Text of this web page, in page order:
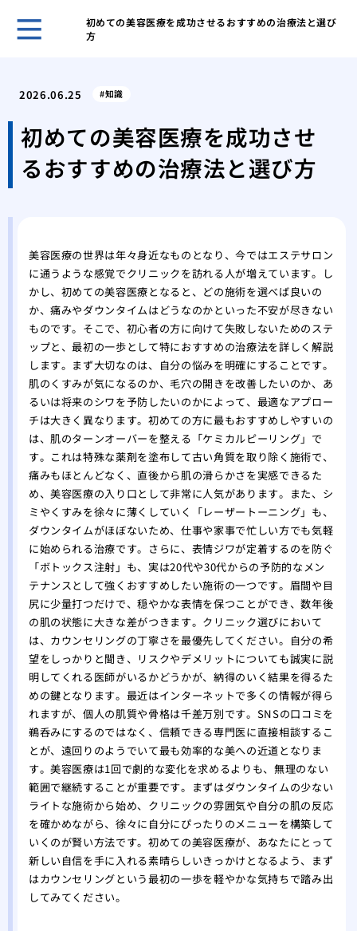
初めての美容医療を成功させるおすすめの治療法と選び
方
の
肌
脱
のこ
2026.06.25 知識
初めての美容医療を成功させ
るおすすめの治療法と選び方
美容医療の世界は年々身近なものとなり、今ではエステサロン
に通うような感覚でクリニックを訪れる人が増えています。し
かし、初めての美容医療となると、どの施術を選べば良いの
か、痛みやダウンタイムはどうなのかといった不安が尽きない
ものです。そこで、初心者の方に向けて失敗しないためのステ
ップと、最初の一歩として特におすすめの治療法を詳しく解説
します。まず大切なのは、自分の悩みを明確にすることです。
肌のくすみが気になるのか、毛穴の開きを改善したいのか、あ
るいは将来のシワを予防したいのかによって、最適なアプロー
チは大きく異なります。初めての方に最もおすすめしやすいの
は、肌のターンオーバーを整える「ケミカルピーリング」で
す。これは特殊な薬剤を塗布して古い角質を取り除く施術で、
痛みもほとんどなく、直後から肌の滑らかさを実感できるた
め、美容医療の入り口として非常に人気があります。また、シ
ミやくすみを徐々に薄くしていく「レーザートーニング」も、
ダウンタイムがほぼないため、仕事や家事で忙しい方でも気軽
に始められる治療です。さらに、表情ジワが定着するのを防ぐ
「ボトックス注射」も、実は20代や30代からの予防的なメン
テナンスとして強くおすすめしたい施術の一つです。眉間や目
尻に少量打つだけで、穏やかな表情を保つことができ、数年後
の肌の状態に大きな差がつきます。クリニック選びにおいて
は、カウンセリングの丁寧さを最優先してください。自分の希
望をしっかりと聞き、リスクやデメリットについても誠実に説
明してくれる医師がいるかどうかが、納得のいく結果を得るた
めの鍵となります。最近はインターネットで多くの情報が得ら
れますが、個人の肌質や骨格は千差万別です。SNSの口コミを
鵜呑みにするのではなく、信頼できる専門医に直接相談するこ
とが、遠回りのようでいて最も効率的な美への近道となりま
す。美容医療は1回で劇的な変化を求めるよりも、無理のない
範囲で継続することが重要です。まずはダウンタイムの少ない
ライトな施術から始め、クリニックの雰囲気や自分の肌の反応
を確かめながら、徐々に自分にぴったりのメニューを構築して
いくのが賢い方法です。初めての美容医療が、あなたにとって
新しい自信を手に入れる素晴らしいきっかけとなるよう、まず
はカウンセリングという最初の一歩を軽やかな気持ちで踏み出
してみてください。